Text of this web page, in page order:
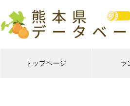
トップページ ラ